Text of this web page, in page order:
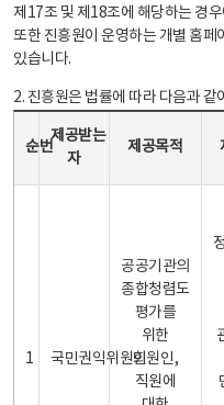
제17조 및 제18조에 해당하는 경
또한 진흥원이 운영하는 개별 홈
있습니다.
2. 진흥원은 법률에 따라 다음과 같
순번
제공받는
자
제공목적
1 국민권익위원회
공공기관의
종합청렴도
평가를
위한
민원인,
직원에